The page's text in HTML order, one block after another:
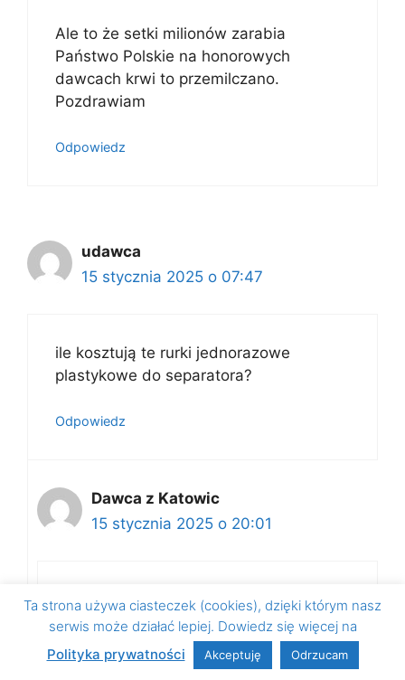
Ale to że setki milionów zarabia
Państwo Polskie na honorowych
dawcach krwi to przemilczano.
Pozdrawiam
Odpowiedz
udawca
15 stycznia 2025 o 07:47
ile kosztują te rurki jednorazowe
plastykowe do separatora?
Odpowiedz
Dawca z Katowic
15 stycznia 2025 o 20:01
Pielęgniarz dokonujący wkłucia podał
mi cenę za zestaw do poboru
jednocześnie płytek i osocza na 1,5k, a
szpital za tę dawkę terapeutyczną
Ta strona używa ciasteczek (cookies), dzięki którym nasz
serwis może działać lepiej. Dowiedz się więcej na
Polityka prywatności
Akceptuję Odrzucam